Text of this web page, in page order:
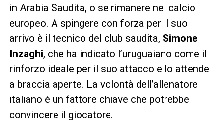
in Arabia Saudita, o se rimanere nel calcio
europeo. A spingere con forza per il suo
arrivo è il tecnico del club saudita, Simone
Inzaghi, che ha indicato l’uruguaiano come il
rinforzo ideale per il suo attacco e lo attende
a braccia aperte. La volontà dell’allenatore
italiano è un fattore chiave che potrebbe
convincere il giocatore.